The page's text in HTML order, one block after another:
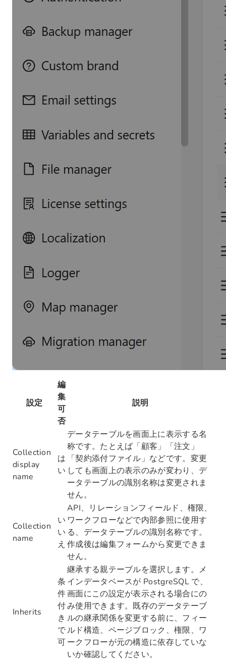
設定
編
集
可
否
説明
Collection
display
name
は
い
データテーブルを画面上に表示する名
称です。たとえば「顧客」「注文」
「契約添付ファイル」などです。変更
しても画面上の表示のみが変わり、デ
ータテーブルの識別名称は変更されま
せん。
Collection
name
い
い
え
API、リレーションフィールド、権限、
ワークフローなどで内部参照に使用す
る、データテーブルの識別名称です。
作成後は編集フォームから変更できま
せん。
Inherits
条
件
付
き
で
可
継承する親テーブルを選択します。メ
インデータベースが PostgreSQL で、
画面にこの設定が表示される場合にの
み使用できます。既存のデータテーブ
ルの継承関係を変更する前に、フィー
ルド構造、ページブロック、権限、ワ
ークフローが元の構造に依存していな
いか確認してください。